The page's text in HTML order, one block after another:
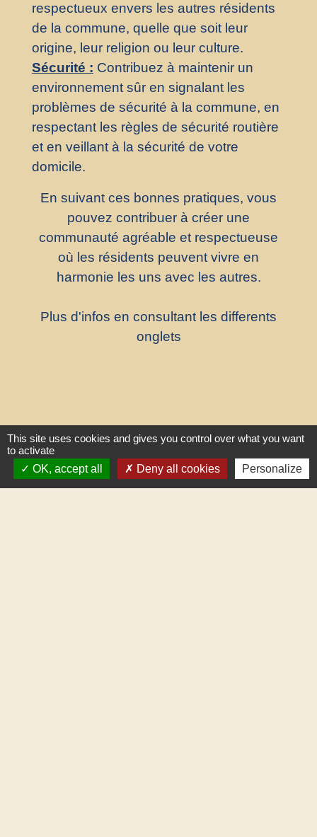
respectueux envers les autres résidents
de la commune, quelle que soit leur
origine, leur religion ou leur culture.
Sécurité : Contribuez à maintenir un
environnement sûr en signalant les
problèmes de sécurité à la commune, en
respectant les règles de sécurité routière
et en veillant à la sécurité de votre
domicile.
En suivant ces bonnes pratiques, vous
pouvez contribuer à créer une
communauté agréable et respectueuse
où les résidents peuvent vivre en
harmonie les uns avec les autres.
Plus d'infos en consultant les differents
onglets
This site uses cookies and gives you control over what you want
to activate
OK, accept all
Deny all cookies Personalize